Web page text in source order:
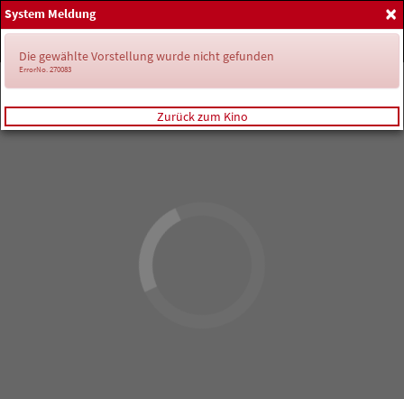
Home
Anmelden
×
System Meldung
Die gewählte Vorstellung wurde nicht gefunden
ErrorNo. 270083
Zurück zum Kino